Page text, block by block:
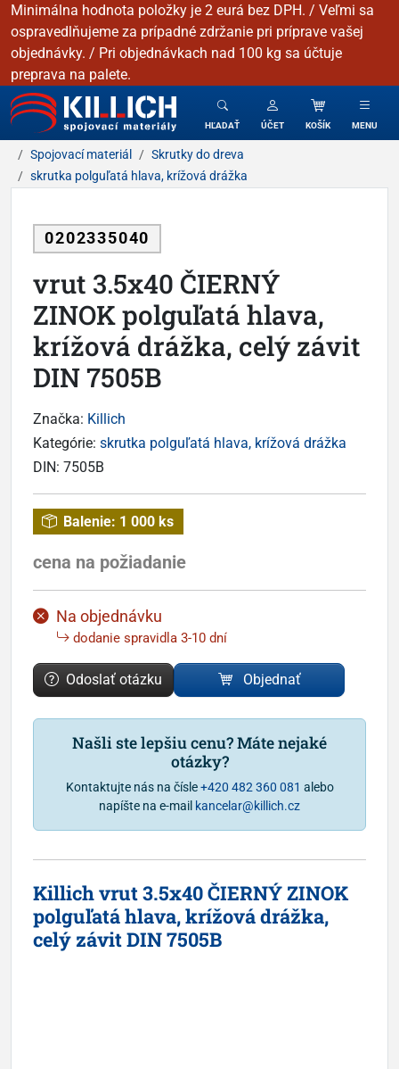
Minimálna hodnota položky je 2 eurá bez DPH. / Veľmi sa
ospravedlňujeme za prípadné zdržanie pri príprave vašej
objednávky. / Pri objednávkach nad 100 kg sa účtuje
preprava na palete.
KILLICH - Spojovacie materiály
HĽADAŤ ÚČET KOŠÍK MENU
Spojovací materiál
Skrutky do dreva
skrutka polguľatá hlava, krížová drážka
0202335040
vrut 3.5x40 ČIERNÝ
ZINOK polguľatá hlava,
krížová drážka, celý závit
DIN 7505B
Značka: Killich
Kategórie: skrutka polguľatá hlava, krížová drážka
DIN: 7505B
Balenie: 1 000 ks
cena na požiadanie
Na objednávku
dodanie spravidla 3-10 dní
Odoslať otázku Objednať
Našli ste lepšiu cenu? Máte nejaké
otázky?
Kontaktujte nás na čísle+420 482 360 081 alebo
napíšte na e-mail kancelar@killich.cz
Killich vrut 3.5x40 ČIERNÝ ZINOK
polguľatá hlava, krížová drážka,
celý závit DIN 7505B